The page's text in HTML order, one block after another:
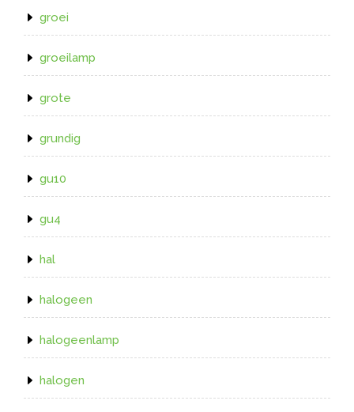
groei
groeilamp
grote
grundig
gu10
gu4
hal
halogeen
halogeenlamp
halogen